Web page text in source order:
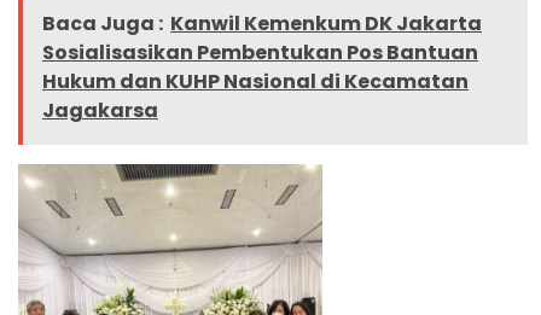
Baca Juga : Kanwil Kemenkum DK Jakarta
Sosialisasikan Pembentukan Pos Bantuan
Hukum dan KUHP Nasional di Kecamatan
Jagakarsa